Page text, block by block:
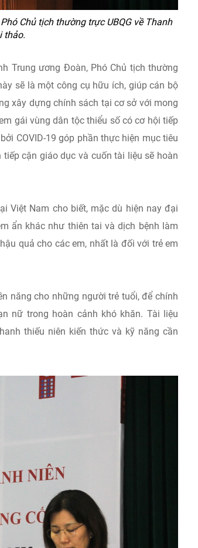
Chủ tịch thường trực UBQG về Thanh
thảo.
Trung ương Đoàn, Phó Chủ tịch thường
sẽ là một công cụ hữu ích, giúp cán bộ
xây dựng chính sách tại cơ sở với mong
gái vùng dân tộc thiểu số có cơ hội tiếp
COVID-19 góp phần thực hiện mục tiêu
cận giáo dục và cuốn tài liệu sẽ hoàn
Việt Nam cho biết, mặc dù hiện nay đại
ẩn khác như thiên tai và dịch bệnh làm
quả cho các em, nhất là đối với trẻ em
năng cho những người trẻ tuổi, để chính
nữ trong hoàn cảnh khó khăn. Tài liệu
thiếu niên kiến thức và kỹ năng cần